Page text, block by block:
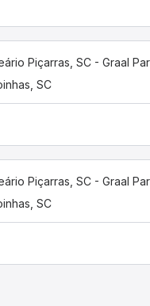
Piçarras, SC - Graal
SC
Piçarras, SC - Graal
SC